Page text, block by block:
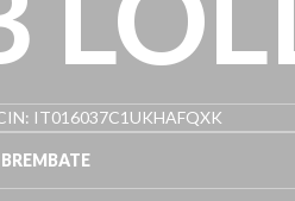
IT016037C1UKHAFQXK
BREMBATE